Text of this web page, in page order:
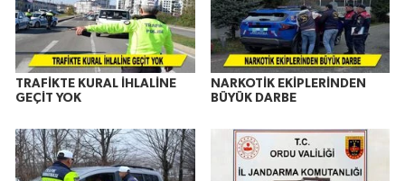
TRAFİKTE KURAL İHLALİNE
GEÇİT YOK
NARKOTİK EKİPLERİNDEN
BÜYÜK DARBE